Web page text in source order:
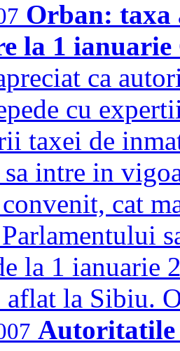
Orban: taxa
la 1 ianuarie
ca
cu
taxei de
intre in
cat
la 1 ianuarie
aflat la Sibiu.
Autoritatile